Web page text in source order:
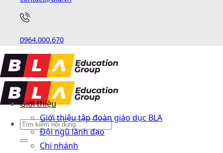
0964.000.670
Giới thiệu
Giới thiệu tập đoàn giáo dục BLA
Đội ngũ lãnh đạo
Chi nhánh